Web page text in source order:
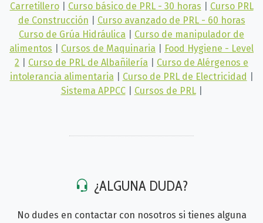
Carretillero
Curso básico de PRL - 30 horas
Curso PRL
de Construcción
Curso avanzado de PRL - 60 horas
Curso de Grúa Hidráulica
Curso de manipulador de
alimentos
Cursos de Maquinaria
Food Hygiene - Level
2
Curso de PRL de Albañilería
Curso de Alérgenos e
intolerancia alimentaria
Curso de PRL de Electricidad
Sistema APPCC
Cursos de PRL
¿ALGUNA DUDA?
No dudes en contactar con nosotros si tienes alguna